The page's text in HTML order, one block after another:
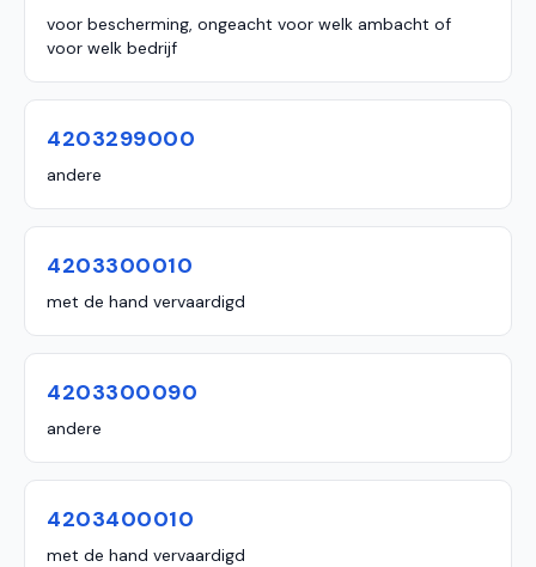
voor bescherming, ongeacht voor welk ambacht of
voor welk bedrijf
4203299000
andere
4203300010
met de hand vervaardigd
4203300090
andere
4203400010
met de hand vervaardigd